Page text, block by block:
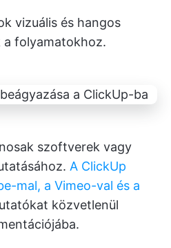
vizuális és hangos
folyamatokhoz.
szoftverek vagy
A ClickUp
mal, a Vimeo-val és a
közvetlenül